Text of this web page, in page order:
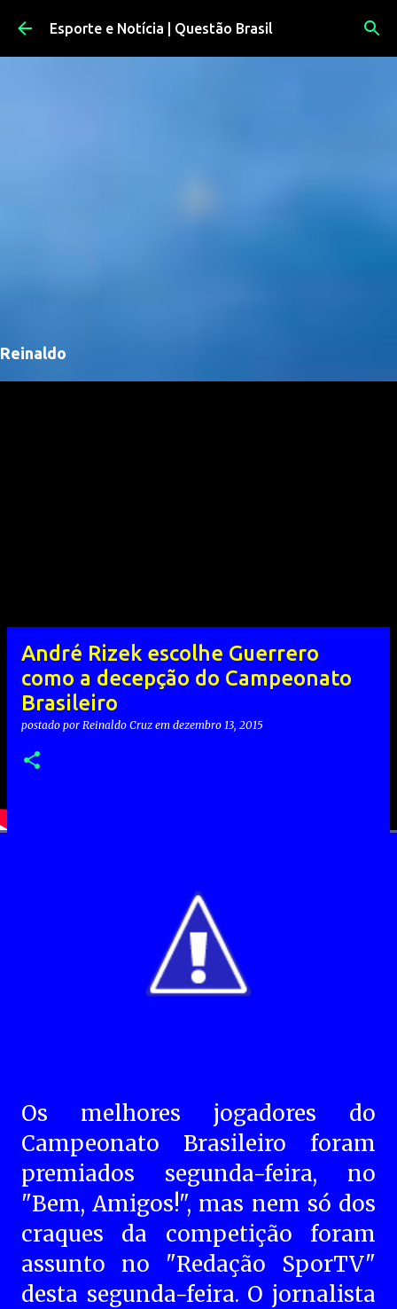
Pular para o conteúdo principal
Esporte e Notícia | Questão Brasil
Reinaldo
André Rizek escolhe Guerrero
como a decepção do Campeonato
Brasileiro
postado por Reinaldo Cruz em dezembro 13, 2015
Os melhores jogadores do
Campeonato Brasileiro foram
premiados segunda-feira, no
"Bem, Amigos!", mas nem só dos
craques da competição foram
assunto no "Redação SporTV"
desta segunda-feira. O jornalista